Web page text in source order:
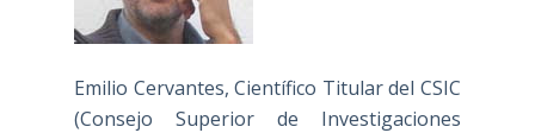
Emilio Cervantes, Científico Titular del CSIC
(Consejo Superior de Investigaciones